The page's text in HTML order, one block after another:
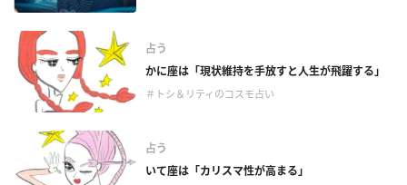
占う
かに座は「現状維持を手放すと人生が飛躍する」
＃トシ＆リティのコスモ占い
占う
いて座は「カリスマ性が高まる」